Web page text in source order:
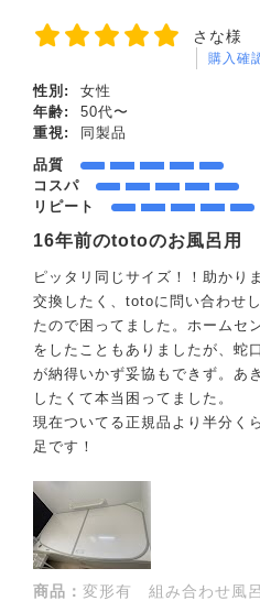
さな様
購入確
性別:
女性
年齢:
50代〜
重視:
同製品
品質
コスパ
リピート
16年前のtotoのお風呂用
ピッタリ同じサイズ！！助かり
交換したく、totoに問い合わせ
たので困ってました。ホームセ
をしたこともありましたが、蛇
が納得いかず妥協もできず。あ
したくて本当困ってました。
現在ついてる正規品より半分く
足です！
商品： 変形有 組み合わせ風